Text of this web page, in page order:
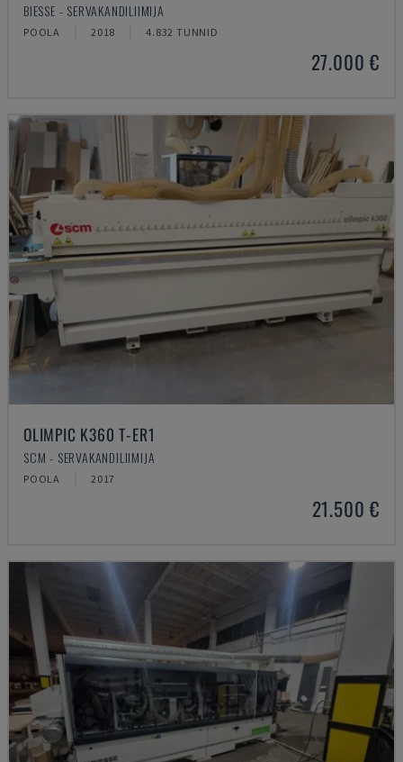
BIESSE - SERVAKANDILIIMIJA
POOLA 2018 4.832 TUNNID
27.000 €
OLIMPIC K360 T-ER1
SCM - SERVAKANDILIIMIJA
POOLA 2017
21.500 €